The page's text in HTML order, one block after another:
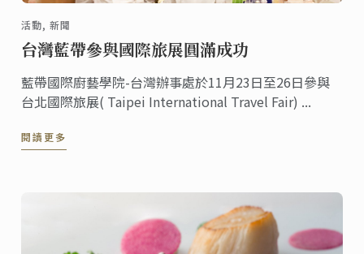
活動, 新聞
台灣藍帶參與國際旅展圓滿成功
藍帶國際廚藝學院-台灣辦事處於11月23日至26日參與
台北國際旅展( Taipei International Travel Fair) ...
閱讀更多